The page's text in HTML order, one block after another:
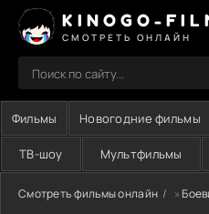
KINOGO-
СМОТРЕТЬ ОНЛАЙН
Фильмы Новогодние фильмы
ТВ-шоу Мультфильмы
Смотреть фильмы онлайн »